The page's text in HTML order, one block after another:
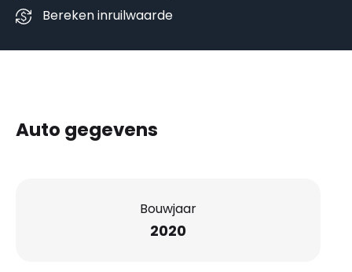
Bereken inruilwaarde
Auto gegevens
Bouwjaar
2020